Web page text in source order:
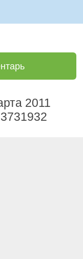
2011